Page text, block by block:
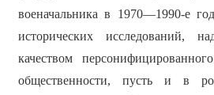
военачальника в 1970—1990-е
исторических исследований,
качеством
общественности, пусть и в